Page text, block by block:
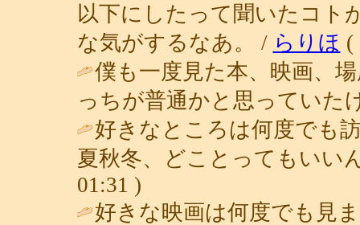
以下にしたって聞いたコト
な気がするなあ。 / らりほ (
僕も一度見た本、映画、
っちが普通かと思っていた
好きなところは何度でも
夏秋冬、どことってもいい
01:31 )
好きな映画は何度でも見